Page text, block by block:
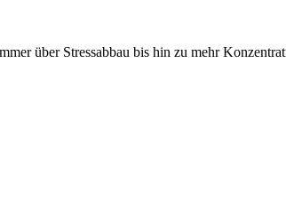
über Stressabbau bis hin zu mehr